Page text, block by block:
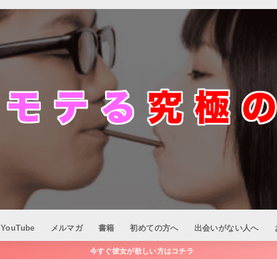
YouTube メルマガ 書籍 初めての方へ 出会いがない人へ
今すぐ彼女が欲しい方はコチラ